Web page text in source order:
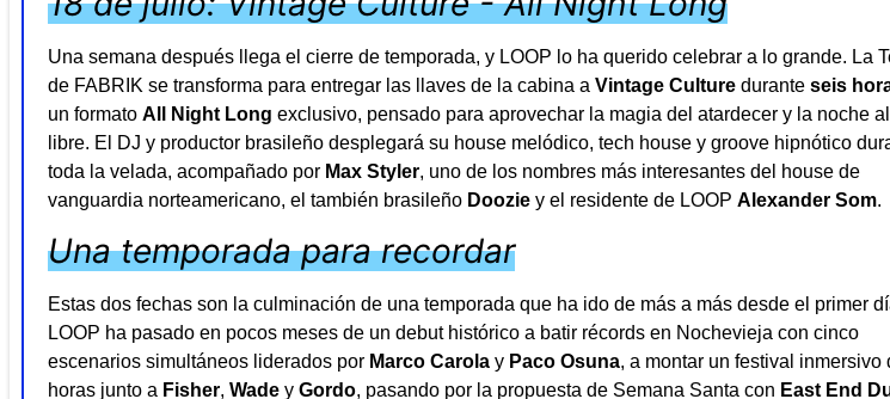
Una semana después llega el cierre de temporada, y LOOP lo ha querido celebrar a lo grande. La
de FABRIK se transforma para entregar las llaves de la cabina a Vintage Culture durante seis
un formato All Night Long exclusivo, pensado para aprovechar la magia del atardecer y la noche
libre. El DJ y productor brasileño desplegará su house melódico, tech house y groove hipnótico
toda la velada, acompañado por Max Styler, uno de los nombres más interesantes del house de
vanguardia norteamericano, el también brasileño Doozie y el residente de LOOP Alexander Som.
Una temporada para recordar
Estas dos fechas son la culminación de una temporada que ha ido de más a más desde el primer
LOOP ha pasado en pocos meses de un debut histórico a batir récords en Nochevieja con cinco
escenarios simultáneos liderados por Marco Carola y Paco Osuna, a montar un festival inmersivo
horas junto a Fisher, Wade y Gordo, pasando por la propuesta de Semana Santa con East End